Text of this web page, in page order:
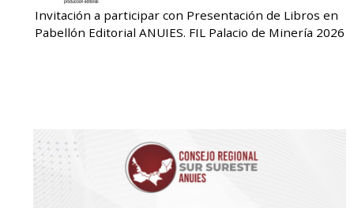
Invitación a participar con Presentación de Libros en
Pabellón Editorial ANUIES. FIL Palacio de Minería 2026